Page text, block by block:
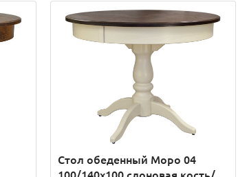
Стол обеденный Моро 04